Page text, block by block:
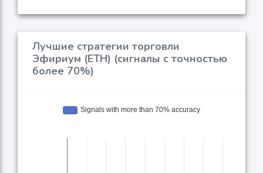
Лучшие стратегии торговли
Эфириум (ETH) (сигналы с точностью
более 70%)